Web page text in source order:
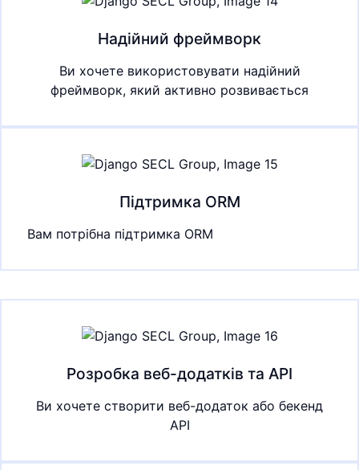
Надійний фреймворк
Ви хочете використовувати надійний
фреймворк, який активно розвивається
Підтримка ORM
Вам потрібна підтримка ORM
Розробка веб-додатків та API
Ви хочете створити веб-додаток або бекенд
API